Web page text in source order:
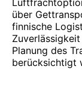
über
finnische
Planung des
berücksichtigt